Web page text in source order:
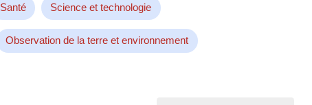
Santé Science et technologie
Observation de la terre et environnement